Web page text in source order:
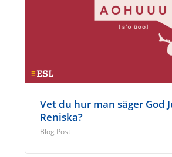
Vet du hur man säger God
Reniska?
Blog Post